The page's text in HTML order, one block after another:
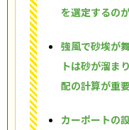
を選定するの
強風で砂埃が
トは砂が溜ま
配の計算が重要
カーポートの